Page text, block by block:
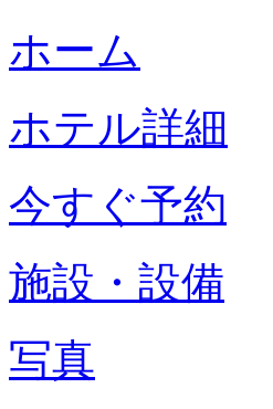
ホーム
ホテル詳細
今すぐ予約
施設・設備
写真